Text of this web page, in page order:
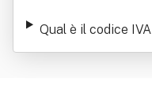
Qual è il codice